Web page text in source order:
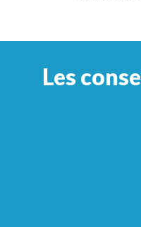
Les